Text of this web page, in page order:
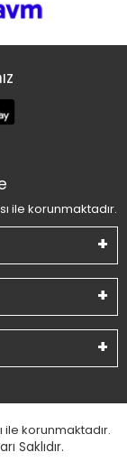
ile korunmaktadır.
ile korunmaktadır.
Saklıdır.